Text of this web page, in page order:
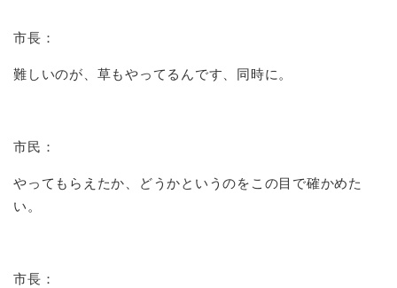
市長：
難しいのが、草もやってるんです、同時に。
市民：
やってもらえたか、どうかというのをこの目で確かめた
い。
市長：